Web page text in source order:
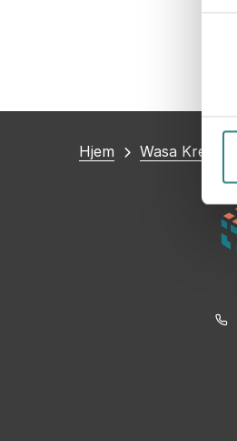
Du
Hjem Wasa Kredit